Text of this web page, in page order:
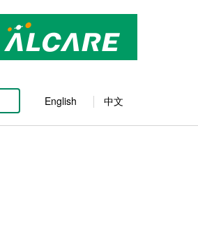
English 中文